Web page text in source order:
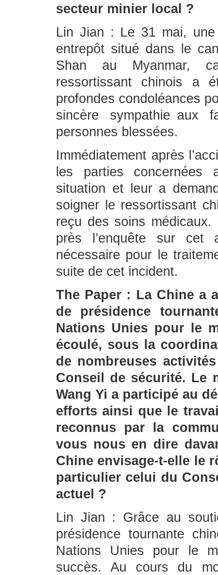
secteur minier local ?
Lin Jian : Le 31 mai, une
entrepôt situé dans le
Shan au Myanmar,
ressortissant chinois a
profondes condoléances
sincère sympathie aux
personnes blessées.
Immédiatement après
les parties
situation et leur a
soigner le ressortissant
reçu des soins
près l’enquête sur cet
nécessaire pour le
suite de cet incident.
The Paper : La Chine a
de présidence
Nations Unies pour le
écoulé, sous la
de nombreuses
Conseil de sécurité. Le
Wang Yi a participé au
efforts ainsi que le
reconnus par la
vous nous en dire
Chine envisage-t-elle le
particulier celui du
actuel ?
Lin Jian : Grâce au
présidence tournante
Nations Unies pour le
succès. Au cours du